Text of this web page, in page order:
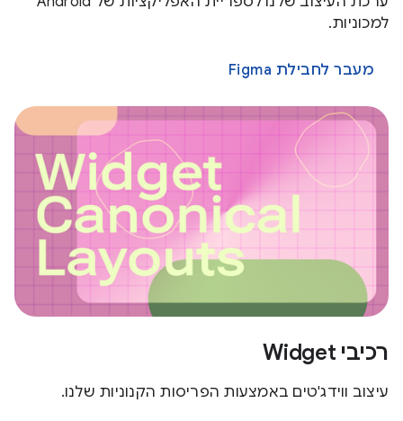
למכוניות.
מעבר לחבילת Figma
רכיבי Widget
עיצוב ווידג'טים באמצעות הפריסות הקנוניות שלנו.